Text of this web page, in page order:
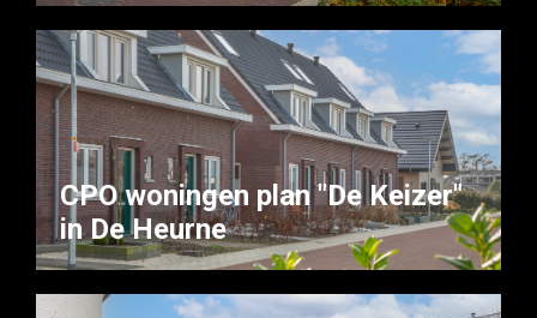
CPO woningen plan "De Keizer"
in De Heurne